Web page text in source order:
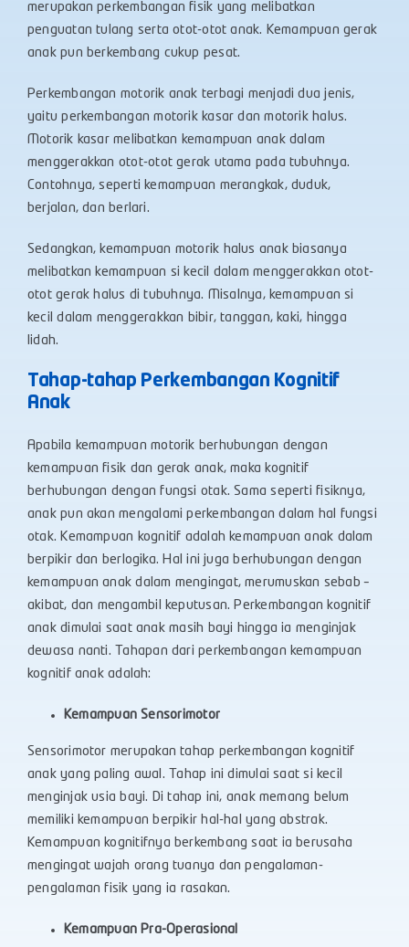
merupakan perkembangan fisik yang melibatkan
penguatan tulang serta otot-otot anak. Kemampuan gerak
anak pun berkembang cukup pesat.
Perkembangan motorik anak terbagi menjadi dua jenis,
yaitu perkembangan motorik kasar dan motorik halus.
Motorik kasar melibatkan kemampuan anak dalam
menggerakkan otot-otot gerak utama pada tubuhnya.
Contohnya, seperti kemampuan merangkak, duduk,
berjalan, dan berlari.
Sedangkan, kemampuan motorik halus anak biasanya
melibatkan kemampuan si kecil dalam menggerakkan otot-
otot gerak halus di tubuhnya. Misalnya, kemampuan si
kecil dalam menggerakkan bibir, tanggan, kaki, hingga
lidah.
Tahap-tahap Perkembangan Kognitif
Anak
Apabila kemampuan motorik berhubungan dengan
kemampuan fisik dan gerak anak, maka kognitif
berhubungan dengan fungsi otak. Sama seperti fisiknya,
anak pun akan mengalami perkembangan dalam hal fungsi
otak. Kemampuan kognitif adalah kemampuan anak dalam
berpikir dan berlogika. Hal ini juga berhubungan dengan
kemampuan anak dalam mengingat, merumuskan sebab –
akibat, dan mengambil keputusan. Perkembangan kognitif
anak dimulai saat anak masih bayi hingga ia menginjak
dewasa nanti. Tahapan dari perkembangan kemampuan
kognitif anak adalah:
Kemampuan Sensorimotor
Sensorimotor merupakan tahap perkembangan kognitif
anak yang paling awal. Tahap ini dimulai saat si kecil
menginjak usia bayi. Di tahap ini, anak memang belum
memiliki kemampuan berpikir hal-hal yang abstrak.
Kemampuan kognitifnya berkembang saat ia berusaha
mengingat wajah orang tuanya dan pengalaman-
pengalaman fisik yang ia rasakan.
Kemampuan Pra-Operasional